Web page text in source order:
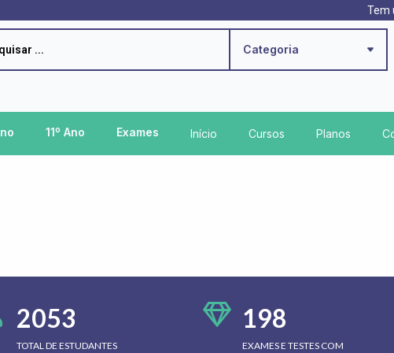
Tem
Categoria
11º Ano Exames Início Cursos Planos
2053
TOTAL DE ESTUDANTES
198
EXAMES E TESTES COM